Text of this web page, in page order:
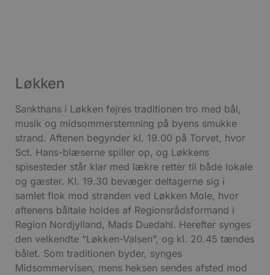
Løkken
Sankthans i Løkken fejres traditionen tro med bål,
musik og midsommerstemning på byens smukke
strand. Aftenen begynder kl. 19.00 på Torvet, hvor
Sct. Hans-blæserne spiller op, og Løkkens
spisesteder står klar med lækre retter til både lokale
og gæster. Kl. 19.30 bevæger deltagerne sig i
samlet flok mod stranden ved Løkken Mole, hvor
aftenens båltale holdes af Regionsrådsformand i
Region Nordjylland, Mads Duedahl. Herefter synges
den velkendte “Løkken-Valsen”, og kl. 20.45 tændes
bålet. Som traditionen byder, synges
Midsommervisen, mens heksen sendes afsted mod